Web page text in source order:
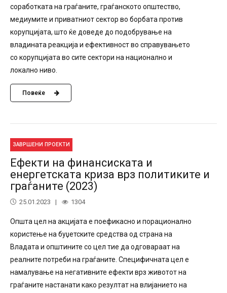
соработката на граѓаните, граѓанското општество,
медиумите и приватниот сектор во борбата против
корупцијата, што ќе доведе до подобрување на
владината реакција и ефективност во справувањето
со корупцијата во сите сектори на национално и
локално ниво.
Повеќе
ЗАВРШЕНИ ПРОЕКТИ
Ефекти на финансиската и
енергетската криза врз политиките и
граѓаните (2023)
25.01.2023 1304
Општа цел на акцијата е поефикасно и порационално
користење на буџетските средства од страна на
Владата и општините со цел тие да одговараат на
реалните потреби на граѓаните. Специфичната цел е
намалување на негативните ефекти врз животот на
граѓаните настанати како резултат на влијанието на